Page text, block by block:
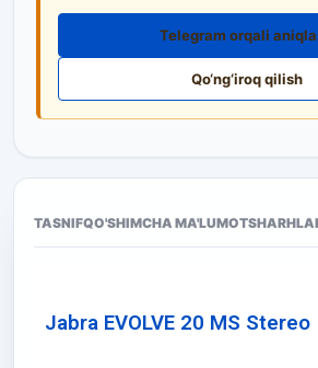
Telegram orqali
Qo‘ng‘iroq qilish
TASNIFQO'SHIMCHA MA'LUMOT
Jabra EVOLVE 20 MS Stereo